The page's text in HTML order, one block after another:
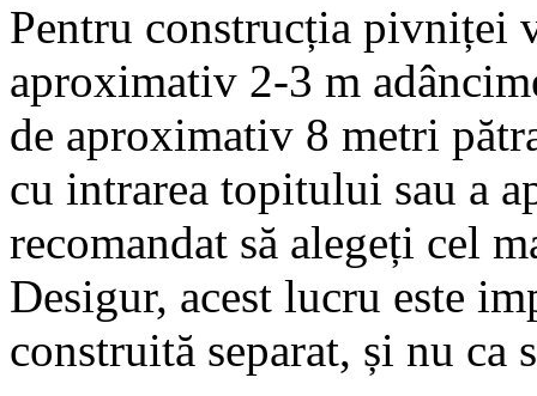
Pentru construcția pivniței
aproximativ 2-3 m
de aproximativ 8 metri
cu intrarea topitului sau a
recomandat să alegeți cel
Desigur, acest lucru este
construită separat, și nu ca